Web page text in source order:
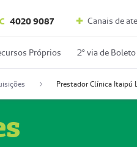
4020 9087 Canais de
Próprios 2º via de Boleto
Prestador Clínica